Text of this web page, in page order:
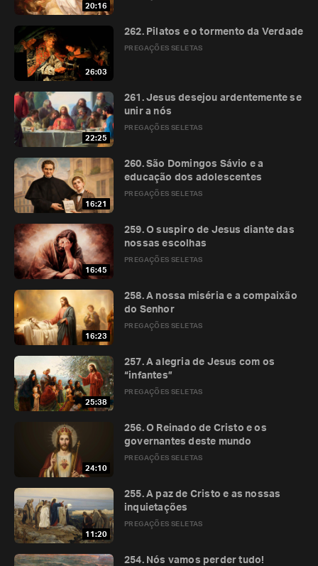
20:16
26:03
PREGAÇÕES SELETAS
262. Pilatos e o tormento da Verdade
22:25
PREGAÇÕES SELETAS
261. Jesus desejou ardentemente se
unir a nós
16:21
PREGAÇÕES SELETAS
260. São Domingos Sávio e a
educação dos adolescentes
16:45
PREGAÇÕES SELETAS
259. O suspiro de Jesus diante das
nossas escolhas
16:23
PREGAÇÕES SELETAS
258. A nossa miséria e a compaixão
do Senhor
25:38
PREGAÇÕES SELETAS
257. A alegria de Jesus com os
“infantes”
24:10
PREGAÇÕES SELETAS
256. O Reinado de Cristo e os
governantes deste mundo
11:20
PREGAÇÕES SELETAS
255. A paz de Cristo e as nossas
inquietações
254. Nós vamos perder tudo!